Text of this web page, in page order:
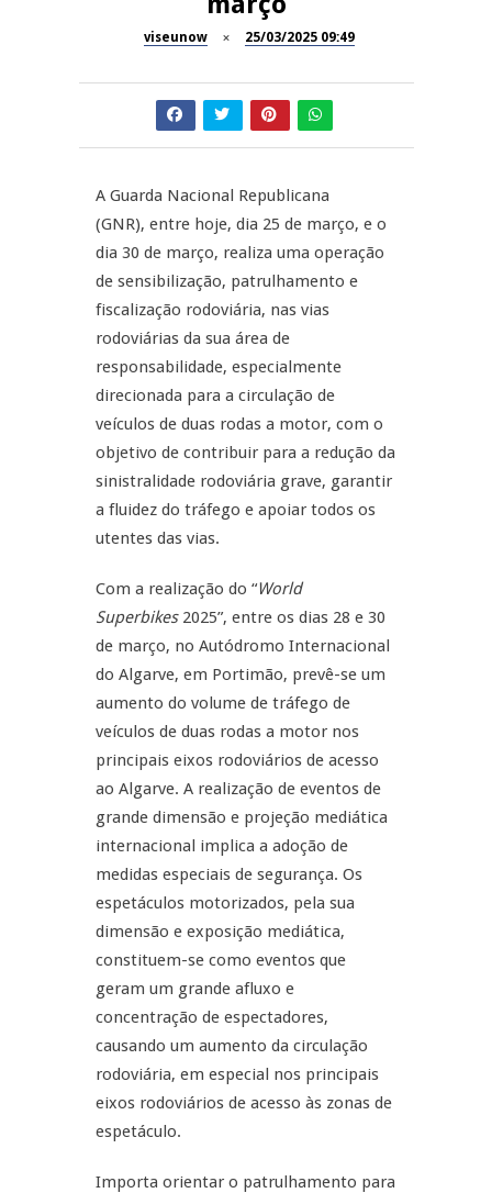
Dia do Foral em São João da
Summer Fusion em
Sernancelhe
do Castelo
11º Encontro Gastronómico
Amador de Abrunhosa-a-Velha
Now Opinião – Manuela
Antunes: Problemas nos
Exames Nacionais
viseunow 25/03/2025 09:49
A Guarda Nacional Republicana
(GNR), entre hoje, dia 25 de março, e o
dia 30 de março, realiza uma operação
de sensibilização, patrulhamento e
fiscalização rodoviária, nas vias
rodoviárias da sua área de
responsabilidade, especialmente
direcionada para a circulação de
veículos de duas rodas a motor, com o
objetivo de contribuir para a redução da
sinistralidade rodoviária grave, garantir
a fluidez do tráfego e apoiar todos os
utentes das vias.
Com a realização do “World
Superbikes 2025”, entre os dias 28 e 30
de março, no Autódromo Internacional
do Algarve, em Portimão, prevê-se um
aumento do volume de tráfego de
veículos de duas rodas a motor nos
principais eixos rodoviários de acesso
ao Algarve. A realização de eventos de
grande dimensão e projeção mediática
internacional implica a adoção de
medidas especiais de segurança. Os
espetáculos motorizados, pela sua
dimensão e exposição mediática,
constituem-se como eventos que
geram um grande afluxo e
concentração de espectadores,
causando um aumento da circulação
rodoviária, em especial nos principais
eixos rodoviários de acesso às zonas de
espetáculo.
Importa orientar o patrulhamento para